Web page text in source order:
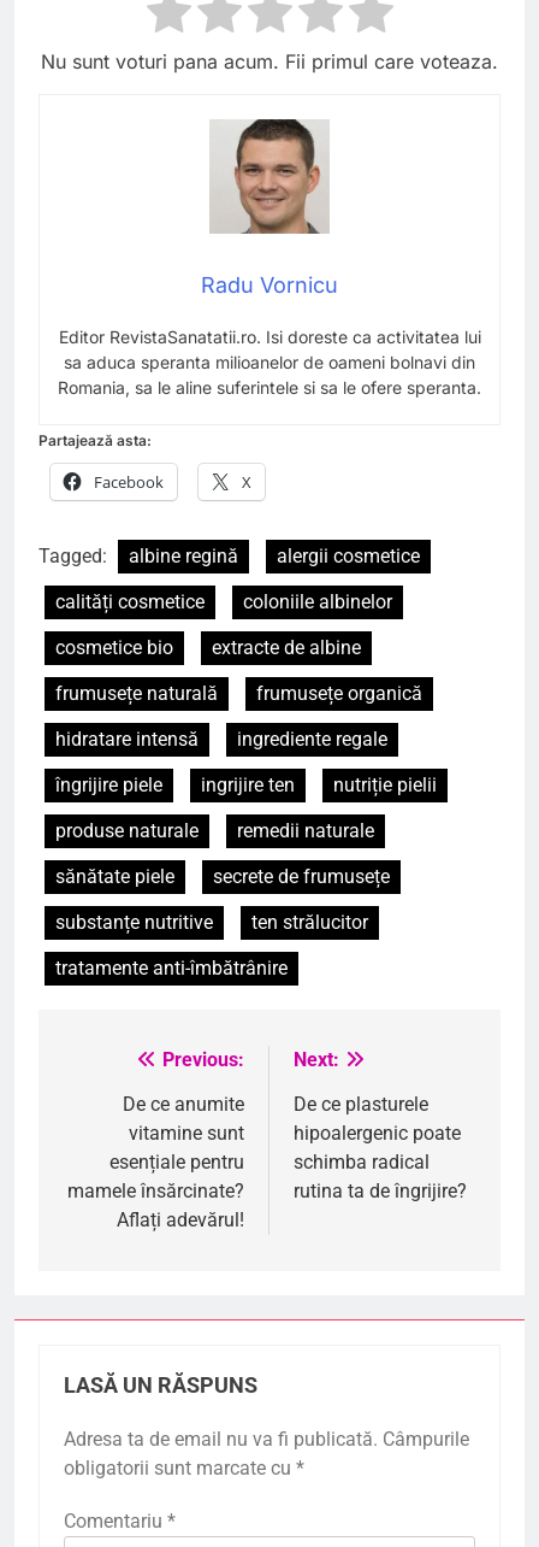
Nu sunt voturi pana acum. Fii primul care voteaza.
Radu Vornicu
Editor RevistaSanatatii.ro. Isi doreste ca activitatea lui
sa aduca speranta milioanelor de oameni bolnavi din
Romania, sa le aline suferintele si sa le ofere speranta.
Partajează asta:
Facebook X
Tagged: albine regină
alergii cosmetice
calități cosmetice
coloniile albinelor
cosmetice bio
extracte de albine
frumusețe naturală
frumusețe organică
hidratare intensă
ingrediente regale
îngrijire piele
ingrijire ten
nutriție pielii
produse naturale
remedii naturale
sănătate piele
secrete de frumusețe
substanțe nutritive
ten strălucitor
tratamente anti-îmbătrânire
Navigare
articole
Previous:
De ce anumite
vitamine sunt
esențiale pentru
mamele însărcinate?
Aflați adevărul!
Next:
De ce plasturele
hipoalergenic poate
schimba radical
rutina ta de îngrijire?
LASĂ UN RĂSPUNS
Adresa ta de email nu va fi publicată. Câmpurile
obligatorii sunt marcate cu *
Comentariu *